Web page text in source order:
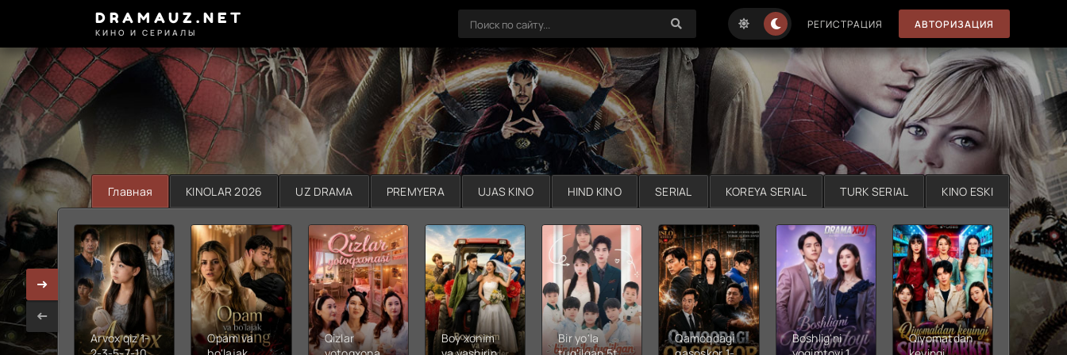
DRAMAUZ.NET
КИНО И СЕРИАЛЫ
РЕГИСТРАЦИЯ АВТОРИЗАЦИЯ
Главная KINOLAR 2026 UZ DRAMA PREMYERA UJAS KINO HIND KINO SERIAL KOREYA SERIAL TURK SERIAL KINO ESKI
Arvox qiz 1-
Opam va
Qizlar
Boy xonim
Bir yo'la
Qamoqdagi
Boshlig'ni
Qiyomatdan
Men